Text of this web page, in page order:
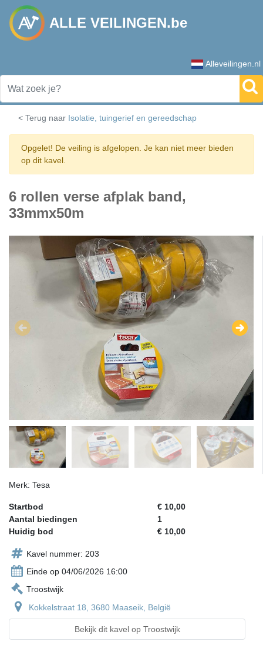
ALLE VEILINGEN.be
Alleveilingen.nl
< Terug naar Isolatie, tuingerief en gereedschap
Opgelet! De veiling is afgelopen. Je kan niet meer bieden
op dit kavel.
6 rollen verse afplak band,
33mmx50m
Merk: Tesa
Startbod
€ 10,00
Aantal biedingen
1
Huidig bod
€ 10,00
Kavel nummer: 203
Einde op 04/06/2026 16:00
Troostwijk
Kokkelstraat 18, 3680 Maaseik, België
Bekijk dit kavel op Troostwijk